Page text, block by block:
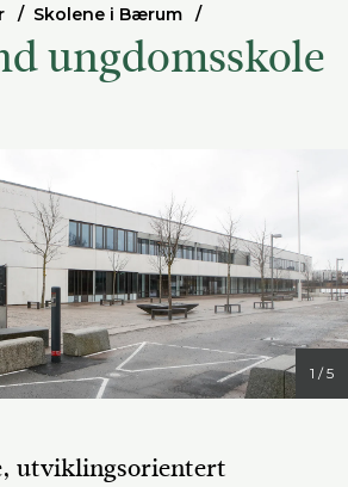
Skolene i Bærum
ungdomsskole
1 / 5
utviklingsorientert